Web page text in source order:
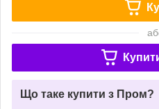
Що таке купити з Пром?